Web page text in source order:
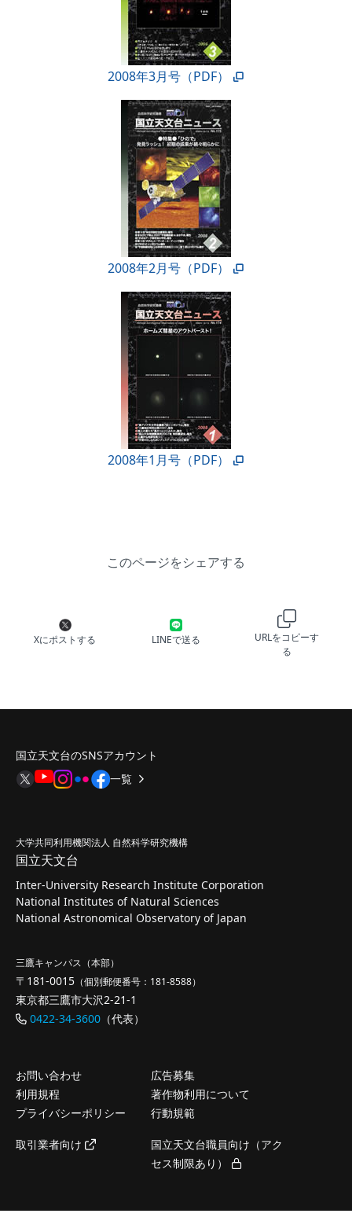
2008年3月号（PDF）
2008年2月号（PDF）
2008年1月号（PDF）
このページをシェアする
Xにポストする LINEで送る
URLをコピーす
る
国立天文台のSNSアカウント
一覧
大学共同利用機関法人 自然科学研究機構
国立天文台
Inter-University Research Institute Corporation
National Institutes of Natural Sciences
National Astronomical Observatory of Japan
三鷹キャンパス（本部）
〒181-0015 （個別郵便番号：181-8588）
東京都三鷹市大沢2-21-1
0422-34-3600 （代表）
お問い合わせ
広告募集
利用規程
著作物利用について
プライバシーポリシー
行動規範
取引業者向け
国立天文台職員向け（アク
セス制限あり）